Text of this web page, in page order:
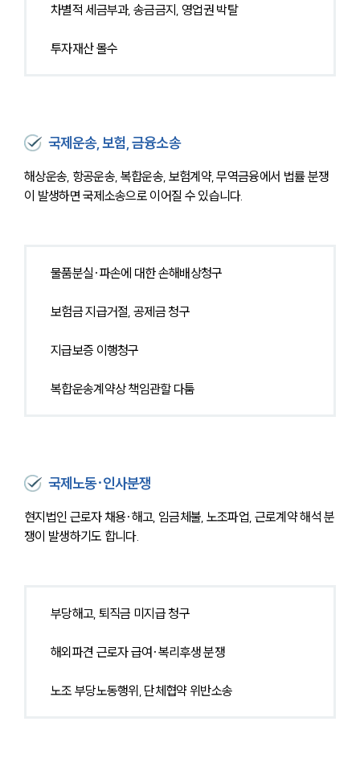
차별적 세금부과, 송금금지, 영업권 박탈
투자재산 몰수
국제운송, 보험, 금융소송
해상운송, 항공운송, 복합운송, 보험계약, 무역금융에서 법률 분쟁
이 발생하면 국제소송으로 이어질 수 있습니다.
물품분실·파손에 대한 손해배상청구
보험금 지급거절, 공제금 청구
지급보증 이행청구
복합운송계약상 책임관할 다툼
국제노동·인사분쟁
현지법인 근로자 채용·해고, 임금체불, 노조파업, 근로계약 해석 분
쟁이 발생하기도 합니다.
부당해고, 퇴직금 미지급 청구
해외파견 근로자 급여·복리후생 분쟁
노조 부당노동행위, 단체협약 위반소송